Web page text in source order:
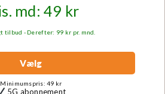
md: 49 kr
- Derefter: 99 kr pr. mnd.
Vælg
Minimumspris: 49 kr
5G abonnement